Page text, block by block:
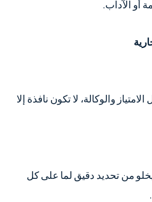
أو الآداب.
والوكالة، لا تكون نافذة إلا
يخلو من تحديد دقيق لما على كل